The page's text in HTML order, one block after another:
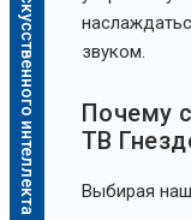
звуком.
Почему
ТВ
Выбирая